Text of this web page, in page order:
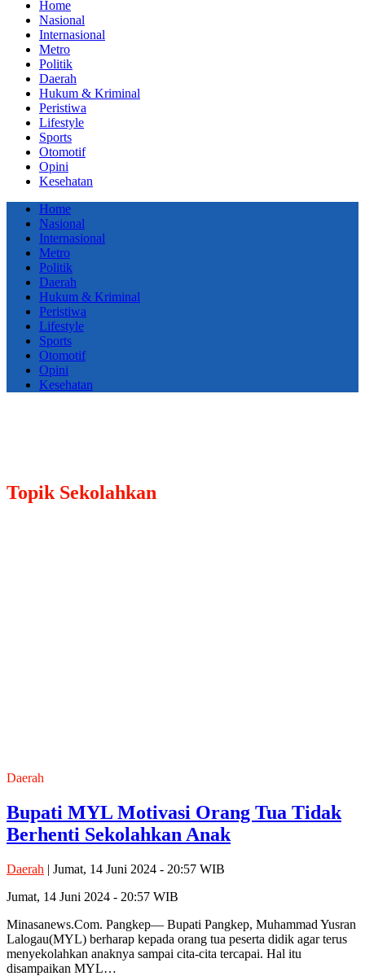
Home
Nasional
Internasional
Metro
Politik
Daerah
Hukum & Kriminal
Peristiwa
Lifestyle
Sports
Otomotif
Opini
Kesehatan
Home
Nasional
Internasional
Metro
Politik
Daerah
Hukum & Kriminal
Peristiwa
Lifestyle
Sports
Otomotif
Opini
Kesehatan
Topik Sekolahkan
Daerah
Bupati MYL Motivasi Orang Tua Tidak
Berhenti Sekolahkan Anak
Daerah | Jumat, 14 Juni 2024 - 20:57 WIB
Jumat, 14 Juni 2024 - 20:57 WIB
Minasanews.Com. Pangkep— Bupati Pangkep, Muhammad Yusran
Lalogau(MYL) berharap kepada orang tua peserta didik agar terus
menyekolahkan anaknya sampai cita-cita tercapai. Hal itu
disampaikan MYL…